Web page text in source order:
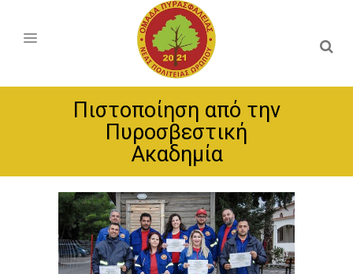
Πιστοποίηση από την
Πυροσβεστική
Ακαδημία